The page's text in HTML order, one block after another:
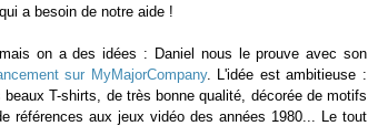
a besoin de notre aide !
on a des idées : Daniel nous le prouve avec son
sur MyMajorCompany. L'idée est ambitieuse :
T-shirts, de très bonne qualité, décorée de motifs
références aux jeux vidéo des années 1980... Le tout